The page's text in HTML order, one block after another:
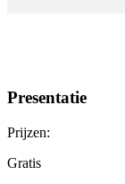
Presentatie
Prijzen:
Gratis